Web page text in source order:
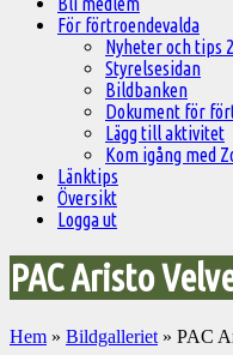
För förtroendevalda
Nyheter och tips
Styrelsesidan
Bildbanken
Dokument för
Lägg till aktivitet
Kom igång med
Länktips
Översikt
Logga ut
PAC Aristo
Hem » Bildgalleriet » PAC